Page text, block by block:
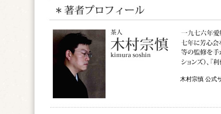
木村宗慎 公式